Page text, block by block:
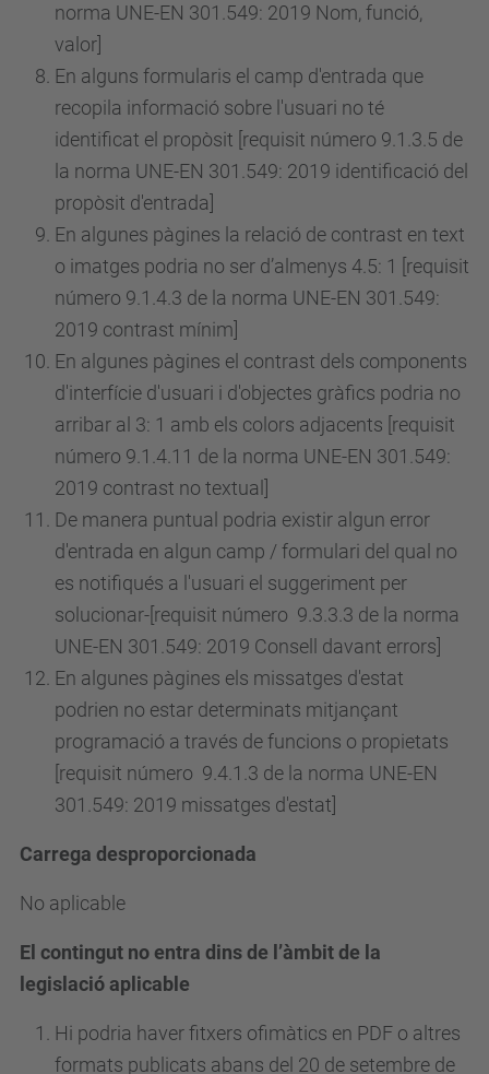
norma UNE-EN 301.549: 2019 Nom, funció,
valor]
En alguns formularis el camp d'entrada que
recopila informació sobre l'usuari no té
identificat el propòsit [requisit número 9.1.3.5 de
la norma UNE-EN 301.549: 2019 identificació del
propòsit d'entrada]
En algunes pàgines la relació de contrast en text
o imatges podria no ser d’almenys 4.5: 1 [requisit
número 9.1.4.3 de la norma UNE-EN 301.549:
2019 contrast mínim]
En algunes pàgines el contrast dels components
d'interfície d'usuari i d'objectes gràfics podria no
arribar al 3: 1 amb els colors adjacents [requisit
número 9.1.4.11 de la norma UNE-EN 301.549:
2019 contrast no textual]
De manera puntual podria existir algun error
d'entrada en algun camp / formulari del qual no
es notifiqués a l'usuari el suggeriment per
solucionar-[requisit número 9.3.3.3 de la norma
UNE-EN 301.549: 2019 Consell davant errors]
En algunes pàgines els missatges d'estat
podrien no estar determinats mitjançant
programació a través de funcions o propietats
[requisit número 9.4.1.3 de la norma UNE-EN
301.549: 2019 missatges d'estat]
Carrega desproporcionada
No aplicable
El contingut no entra dins de l’àmbit de la
legislació aplicable
Hi podria haver fitxers ofimàtics en PDF o altres
formats publicats abans del 20 de setembre de